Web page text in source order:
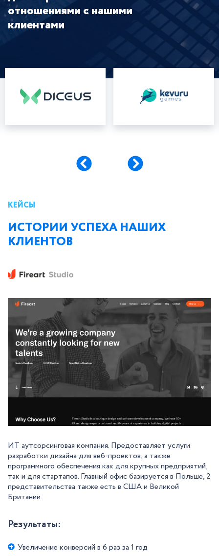
отношениями с нашими
клиентами
КЕЙСЫ
ИСТОРИИ УСПЕХА НАШИХ
КЛИЕНТОВ
ИТ аутсорсинговая компания. Предоставляет услуги
разработки дизайна для веб-проектов, а также
программного обеспечения как для крупных предприятий,
так и для стартапов. Главный офис базируется в Польше, 2
представительства также есть в США и Великой
Британии.
Результаты:
Увеличение конверсий в 6 раз за 1 год